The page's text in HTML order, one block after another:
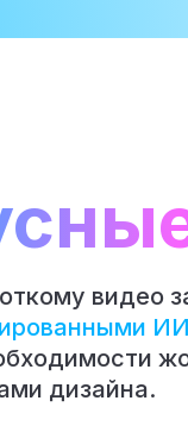
видео
дизайна.